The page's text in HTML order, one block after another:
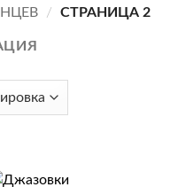
/ СТРАНИЦА 2